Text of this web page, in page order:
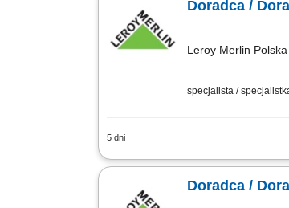
Doradca /
Leroy Merlin Polska
specjalista /
5 dni
Co będziesz robić?
Doradca /